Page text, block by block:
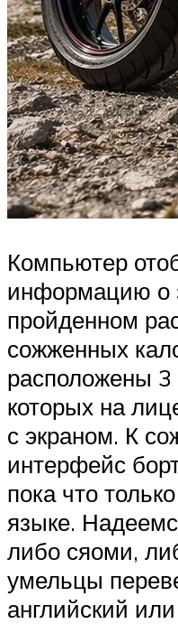
Компьютер
информацию о
пройденном
сожженных
расположены 3
которых на
с экраном. К
интерфейс
пока что
языке.
либо сяоми,
умельцы
английский